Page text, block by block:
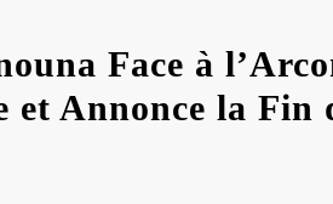
Face à
et Annonce la Fin